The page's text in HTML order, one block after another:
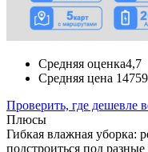
Средняя оценка4,7
Средняя цена
Проверить, где дешевле
Плюсы
Гибкая влажная уборка:
подстроиться под